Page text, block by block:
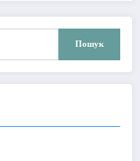
Пошук